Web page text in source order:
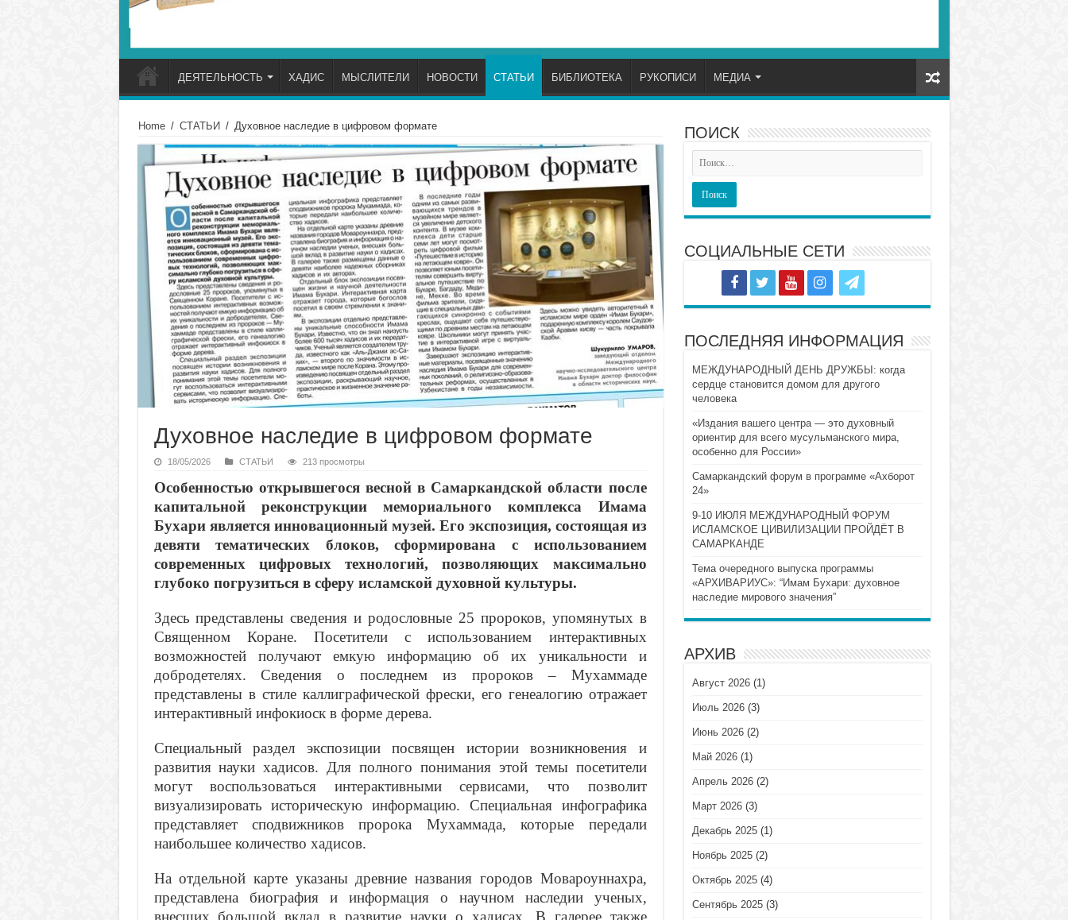
ДЕЯТЕЛЬНОСТЬ ХАДИС МЫСЛИТЕЛИ НОВОСТИ СТАТЬИ БИБЛИОТЕКА РУКОПИСИ МЕДИА
Home / СТАТЬИ / Духовное наследие в цифровом формате
Духовное наследие в цифровом формате
18/05/2026 СТАТЬИ 213 просмотры
Особенностью открывшегося весной в Самаркандской области после
капитальной реконструкции мемориального комплекса Имама
Бухари является инновационный музей. Его экспозиция, состоящая из
девяти тематических блоков, сформирована с использованием
современных цифровых технологий, позволяющих максимально
глубоко погрузиться в сферу исламской духовной культуры.
Здесь представлены сведения и родословные 25 пророков, упомянутых в
Священном Коране. Посетители с использованием интерактивных
возможностей получают емкую информацию об их уникальности и
добродетелях. Сведения о последнем из пророков – Мухаммаде
представлены в стиле каллиграфической фрески, его генеалогию отражает
интерактивный инфокиоск в форме дерева.
Специальный раздел экспозиции посвящен истории возникновения и
развития науки хадисов. Для полного понимания этой темы посетители
могут воспользоваться интерактивными сервисами, что позволит
визуализировать историческую информацию. Специальная инфографика
представляет сподвижников пророка Мухаммада, которые передали
наибольшее количество хадисов.
На отдельной карте указаны древние названия городов Мовароуннахра,
представлена биография и информация о научном наследии ученых,
ПОИСК
СОЦИАЛЬНЫЕ СЕТИ
ПОСЛЕДНЯЯ ИНФОРМАЦИЯ
МЕЖДУНАРОДНЫЙ ДЕНЬ ДРУЖБЫ: когда
сердце становится домом для другого
человека
«Издания вашего центра — это духовный
ориентир для всего мусульманского мира,
особенно для России»
Самаркандский форум в программе «Ахборот
24»
9-10 ИЮЛЯ МЕЖДУНАРОДНЫЙ ФОРУМ
ИСЛАМСКОЕ ЦИВИЛИЗАЦИИ ПРОЙДЁТ В
САМАРКАНДЕ
Тема очередного выпуска программы
«АРХИВАРИУС»: “Имам Бухари: духовное
наследие мирового значения”
АРХИВ
Август 2026(1)
Июль 2026(3)
Июнь 2026(2)
Май 2026(1)
Апрель 2026(2)
Март 2026(3)
Декабрь 2025(1)
Ноябрь 2025(2)
Октябрь 2025(4)
Сентябрь 2025(3)